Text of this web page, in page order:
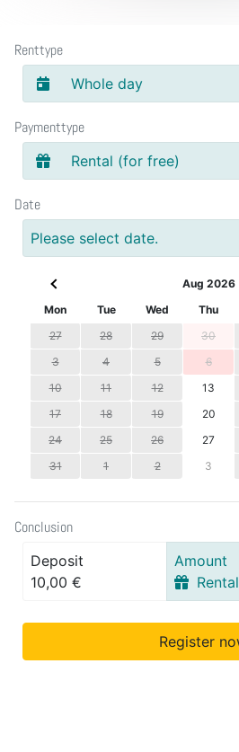
Renttype
Whole day
Paymenttype
Rental (for free)
Date
Please select date.
Aug 2026
Mon
Tue Wed Thu
27
28 29 30
3
4 5 6
10
11 12 13
17
18 19 20
24
25 26 27
31
1 2 3
Conclusion
Deposit
10,00 €
Amount
Register